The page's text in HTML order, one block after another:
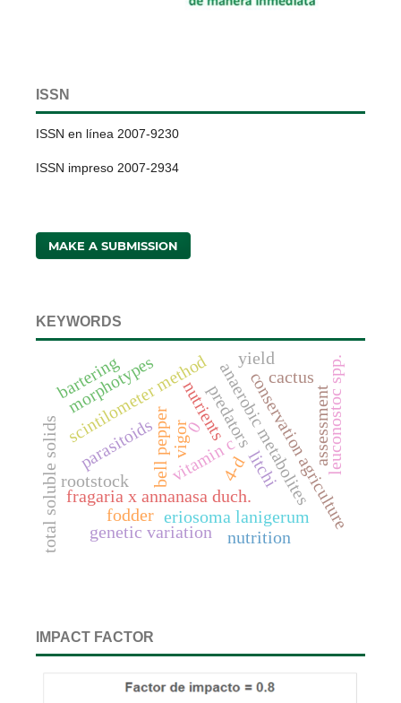
ISSN
ISSN en línea 2007-9230
ISSN impreso 2007-2934
MAKE A SUBMISSION
KEYWORDS
fragaria x annanasa duch.anaerobic metabolites
total soluble solids vitamin cconservation agriculture
bell pepper
scintilometer method leuconostoc spp.
eriosoma lanigerum
predators
parasitoids assessment
genetic variation
morphotypes
litchi
nutrition
nutrients
rootstock
vigor
cactus
0
4-d
fodder
yield
bartering
IMPACT FACTOR